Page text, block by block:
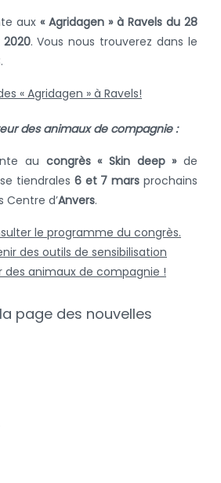
aux « Agridagen » à Ravels du 28
. Vous nous trouverez dans le
« Agridagen » à Ravels!
des animaux de compagnie :
au congrès « Skin deep »de
tiendrales 6 et 7 marsprochains
Centre d’Anvers.
le programme du congrès.
des outils de sensibilisation
des animaux de compagnie !
page des nouvelles